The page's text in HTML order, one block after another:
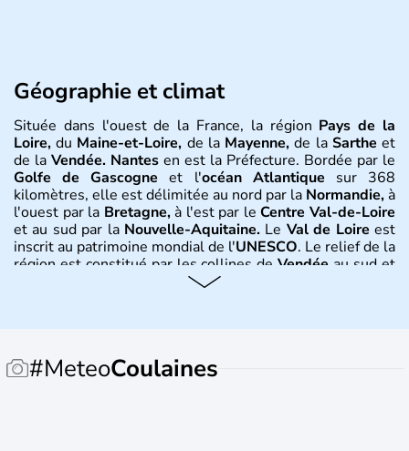
Géographie et climat
Située dans l'ouest de la France, la région Pays de la
Loire, du Maine-et-Loire, de la Mayenne, de la Sarthe et
de la Vendée. Nantes en est la Préfecture. Bordée par le
Golfe de Gascogne et l'océan Atlantique sur 368
kilomètres, elle est délimitée au nord par la Normandie,à
l'ouest par la Bretagne,à l'est par leCentre Val-de-Loire
et au sud par la Nouvelle-Aquitaine. Le Val de Loire est
inscrit au patrimoine mondial de l'UNESCO. Le relief de la
région est constitué par les collines deVendée au sud et
au nord. La plus grande partie de la
Histoire et administration
#MeteoCoulaines